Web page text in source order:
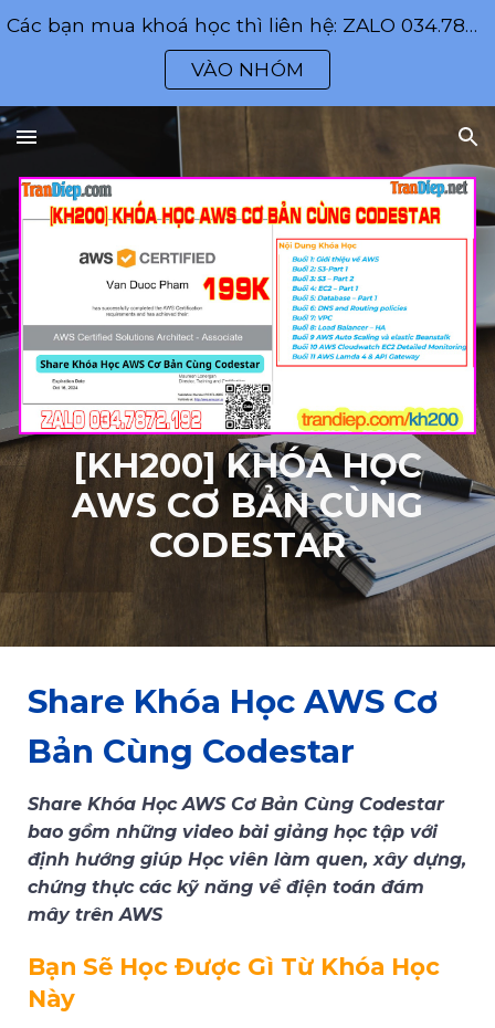
Skip to main content
Các bạn mua khoá học thì liên hệ: ZALO 034.7872.192
VÀO NHÓM
[KH200] KHÓA HỌC
AWS CƠ BẢN CÙNG
CODESTAR
Share Khóa Học AWS Cơ
Bản Cùng Codestar
Share Khóa Học AWS Cơ Bản Cùng Codestar
bao gồm những video bài giảng học tập với
định hướng giúp Học viên làm quen, xây dựng,
chứng thực các kỹ năng về điện toán đám
mây trên AWS
Bạn Sẽ Học Được Gì Từ Khóa Học
Này